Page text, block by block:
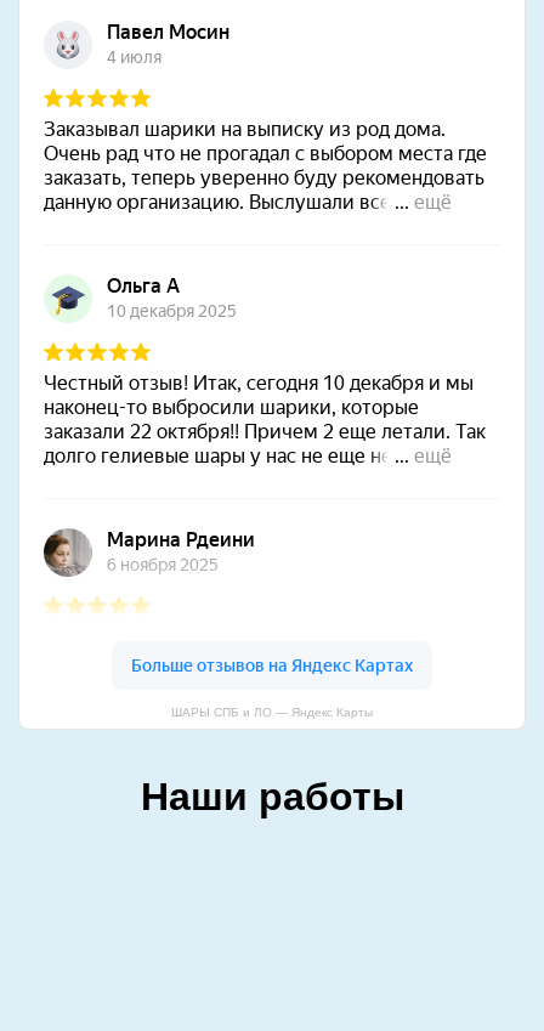
ШАРЫ СПБ и ЛО — Яндекс Карты
Наши работы